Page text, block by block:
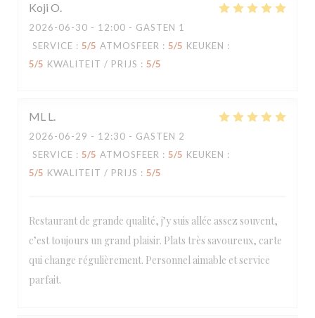
Koji O
2026-06-30 - 12:00 - GASTEN 1
SERVICE : 5/5 ATMOSFEER : 5/5 KEUKEN :
5/5 KWALITEIT / PRIJS : 5/5
ML L
2026-06-29 - 12:30 - GASTEN 2
SERVICE : 5/5 ATMOSFEER : 5/5 KEUKEN :
5/5 KWALITEIT / PRIJS : 5/5
Restaurant de grande qualité, j’y suis allée assez souvent,
c’est toujours un grand plaisir. Plats très savoureux, carte
qui change régulièrement. Personnel aimable et service
parfait.
Loco by Jem's